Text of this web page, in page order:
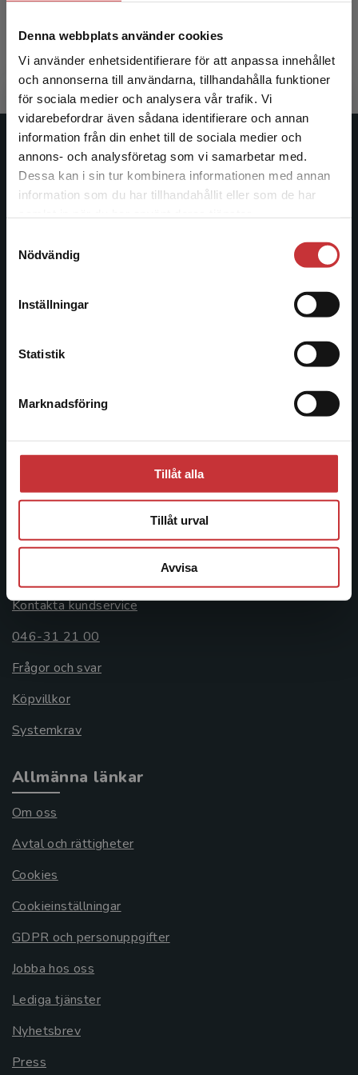
Denna webbplats använder cookies
Vi använder enhetsidentifierare för att anpassa innehållet
och annonserna till användarna, tillhandahålla funktioner
för sociala medier och analysera vår trafik. Vi
vidarebefordrar även sådana identifierare och annan
information från din enhet till de sociala medier och
annons- och analysföretag som vi samarbetar med.
Dessa kan i sin tur kombinera informationen med annan
information som du har tillhandahållit eller som de har
Nödvändig
Inställningar
Statistik
Marknadsföring
Tillåt alla
Tillåt urval
Avvisa
Begränsad fraktregion
Det verkar som att du besöker
studentlitteratur.se via en enhet utanför Sverige.
Vi erbjuder inte leveranser utanför Sverige. För
att kunna slutföra ett köp måste
432 krinkl. moms
Exkl. moms: 408 kr
Exkl.
Studentlitteratur
Studentlitteratur grundades 1963 och är idag Sveriges
informationstjänster i utbudet, finns Studentlitteratur med
Kontakta oss
Kontakta oss
Postadress:
221 00 Lund
Besöksadress:
Åkergränden 1
Kontakta kundservice
046-31 21 00
Frågor och svar
Köpvillkor
Systemkrav
Allmänna länkar
Om oss
Avtal och rättigheter
Cookies
Cookieinställningar
GDPR och personuppgifter
Jobba hos oss
Lediga tjänster
Nyhetsbrev
Press